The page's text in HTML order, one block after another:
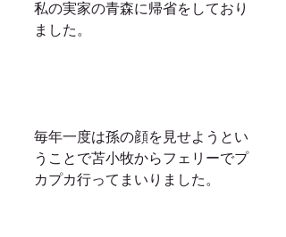
私の実家の青森に帰省をしており
ました。
毎年一度は孫の顔を見せようとい
うことで苫小牧からフェリーでプ
カプカ行ってまいりました。